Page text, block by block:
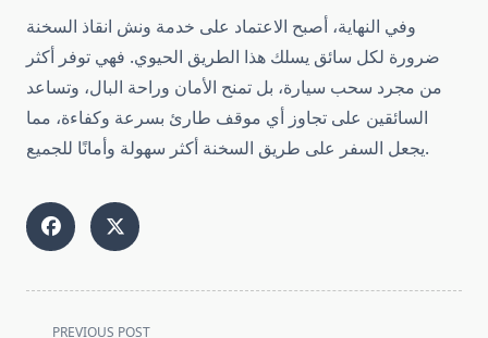
وفي النهاية، أصبح الاعتماد على خدمة ونش انقاذ السخنة
ضرورة لكل سائق يسلك هذا الطريق الحيوي. فهي توفر أكثر
من مجرد سحب سيارة، بل تمنح الأمان وراحة البال، وتساعد
السائقين على تجاوز أي موقف طارئ بسرعة وكفاءة، مما
يجعل السفر على طريق السخنة أكثر سهولة وأمانًا للجميع.
<spanPREVIOUS POST